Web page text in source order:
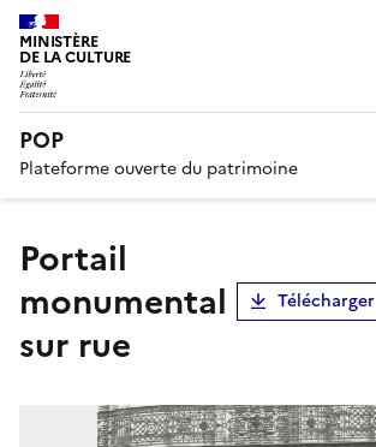
MINISTÈRE
DE LA CULTURE
POP
Plateforme ouverte du patrimoine
portail
monumental
sur rue
Télécharger